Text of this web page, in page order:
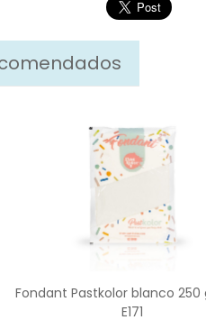
Fondant Pastkolor blanco 250
E171